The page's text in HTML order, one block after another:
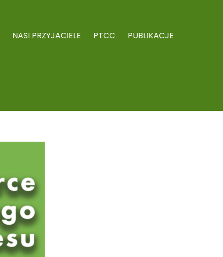
NASI PRZYJACIELE PTCC PUBLIKACJE